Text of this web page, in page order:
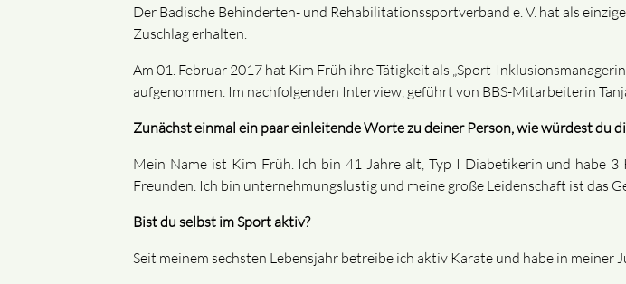
Der Badische Behinderten- und Rehabilitationssportverband e. V. hat als
Zuschlag erhalten.
Am 01. Februar 2017 hat Kim Früh ihre Tätigkeit als „Sport-
aufgenommen. Im nachfolgenden Interview, geführt von BBS-Mitarbeiterin
Zunächst einmal ein paar einleitende Worte zu deiner Person, wie würdest du
Mein Name ist Kim Früh. Ich bin 41 Jahre alt, Typ I Diabetikerin und habe
Freunden. Ich bin unternehmungslustig und meine große Leidenschaft ist das
Bist du selbst im Sport aktiv?
Seit meinem sechsten Lebensjahr betreibe ich aktiv Karate und habe in